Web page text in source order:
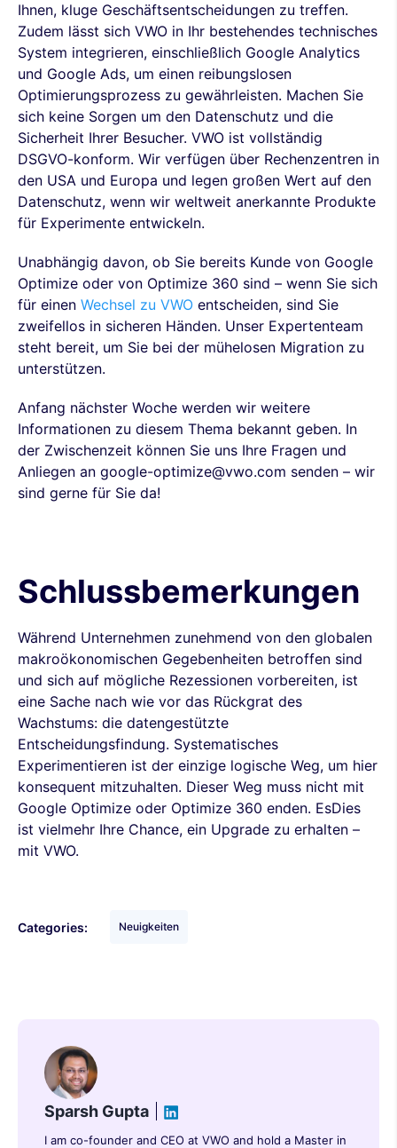
Ihnen, kluge Geschäftsentscheidungen zu treffen.
Zudem lässt sich VWO in Ihr bestehendes technisches
System integrieren, einschließlich Google Analytics
und Google Ads, um einen reibungslosen
Optimierungsprozess zu gewährleisten. Machen Sie
sich keine Sorgen um den Datenschutz und die
Sicherheit Ihrer Besucher. VWO ist vollständig
DSGVO-konform. Wir verfügen über Rechenzentren in
den USA und Europa und legen großen Wert auf den
Datenschutz, wenn wir weltweit anerkannte Produkte
für Experimente entwickeln.
Unabhängig davon, ob Sie bereits Kunde von Google
Optimize oder von Optimize 360 sind – wenn Sie sich
für einen Wechsel zu VWO entscheiden, sind Sie
zweifellos in sicheren Händen. Unser Expertenteam
steht bereit, um Sie bei der mühelosen Migration zu
unterstützen.
Anfang nächster Woche werden wir weitere
Informationen zu diesem Thema bekannt geben. In
der Zwischenzeit können Sie uns Ihre Fragen und
Anliegen an google-optimize@vwo.com senden – wir
sind gerne für Sie da!
Schlussbemerkungen
Während Unternehmen zunehmend von den globalen
makroökonomischen Gegebenheiten betroffen sind
und sich auf mögliche Rezessionen vorbereiten, ist
eine Sache nach wie vor das Rückgrat des
Wachstums: die datengestützte
Entscheidungsfindung. Systematisches
Experimentieren ist der einzige logische Weg, um hier
konsequent mitzuhalten. Dieser Weg muss nicht mit
Google Optimize oder Optimize 360 enden. EsDies
ist vielmehr Ihre Chance, ein Upgrade zu erhalten –
mit VWO.
Categories: Neuigkeiten
Sparsh Gupta
I am co-founder and CEO at VWO and hold a Master in